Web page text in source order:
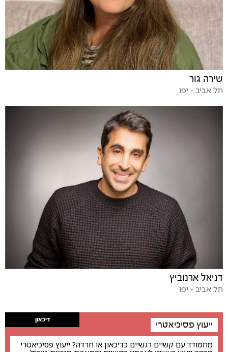
שירה גור
תל אביב - יפו
דניאל ארנוביץ
תל אביב - יפו
דיכאון ייעוץ פסיכיאטרי
מתמודד עם קשיים רגשיים כדיכאון או חרדה? ייעוץ פסיכיאטרי